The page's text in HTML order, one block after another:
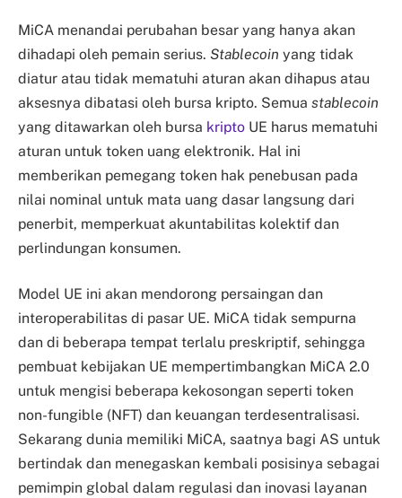
MiCA menandai perubahan besar yang hanya akan
dihadapi oleh pemain serius. Stablecoin yang tidak
diatur atau tidak mematuhi aturan akan dihapus atau
aksesnya dibatasi oleh bursa kripto. Semua stablecoin
yang ditawarkan oleh bursa kripto UE harus mematuhi
aturan untuk token uang elektronik. Hal ini
memberikan pemegang token hak penebusan pada
nilai nominal untuk mata uang dasar langsung dari
penerbit, memperkuat akuntabilitas kolektif dan
perlindungan konsumen.
Model UE ini akan mendorong persaingan dan
interoperabilitas di pasar UE. MiCA tidak sempurna
dan di beberapa tempat terlalu preskriptif, sehingga
pembuat kebijakan UE mempertimbangkan MiCA 2.0
untuk mengisi beberapa kekosongan seperti token
non-fungible (NFT) dan keuangan terdesentralisasi.
Sekarang dunia memiliki MiCA, saatnya bagi AS untuk
bertindak dan menegaskan kembali posisinya sebagai
pemimpin global dalam regulasi dan inovasi layanan